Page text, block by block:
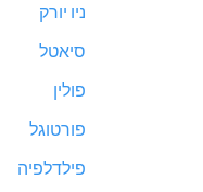
ניו יורק
סיאטל
פולין
פורטוגל
פילדלפיה